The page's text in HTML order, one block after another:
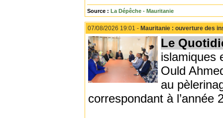
Source : La Dépêche - Mauritanie
07/08/2026 19:01 - Mauritanie : ouverture des
Le
islamiques
Ould
au
correspondant à l’année